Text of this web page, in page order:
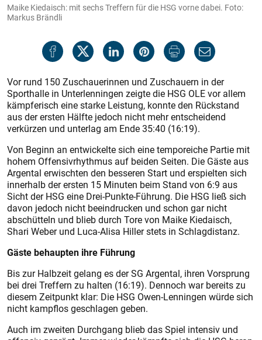
Maike Kiedaisch: mit sechs Treffern für die HSG vorne dabei. Foto:
Markus Brändli
Vor rund 150 Zuschauerinnen und Zuschauern in der
Sporthalle in Unterlenningen zeigte die HSG OLE vor allem
kämpferisch eine starke Leistung, konnte den Rückstand
aus der ersten Hälfte jedoch nicht mehr entscheidend
verkürzen und unterlag am Ende 35:40 (16:19).
Von Beginn an entwickelte sich eine temporeiche Partie mit
hohem Offensivrhythmus auf beiden Seiten. Die Gäste aus
Argental erwischten den besseren Start und erspielten sich
innerhalb der ersten 15 Minuten beim Stand von 6:9 aus
Sicht der HSG eine Drei-Punkte-Führung. Die HSG ließ sich
davon jedoch nicht beeindrucken und schon gar nicht
abschütteln und blieb durch Tore von Maike Kiedaisch,
Shari Weber und Luca-Alisa Hiller stets in Schlagdistanz.
Gäste behaupten ihre Führung
Bis zur Halbzeit gelang es der SG Argental, ihren Vorsprung
bei drei Treffern zu halten (16:19). Dennoch war bereits zu
diesem Zeitpunkt klar: Die HSG Owen-Lenningen würde sich
nicht kampflos geschlagen geben.
Auch im zweiten Durchgang blieb das Spiel intensiv und